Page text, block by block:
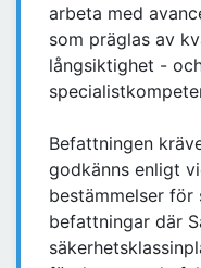
arbeta med
som präglas av
långsiktighet -
Befattningen
godkänns enligt
bestämmelser för
befattningar där